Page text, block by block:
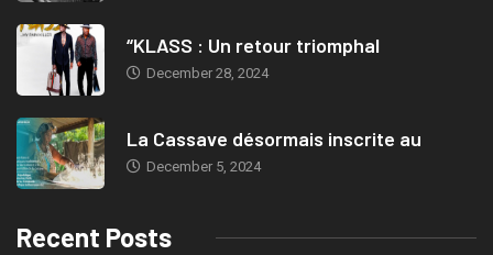
“KLASS : Un retour triomphal
December 28, 2024
La Cassave désormais inscrite au
December 5, 2024
Recent Posts